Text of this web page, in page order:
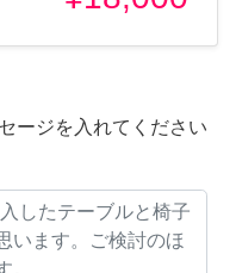
ージを入れてください